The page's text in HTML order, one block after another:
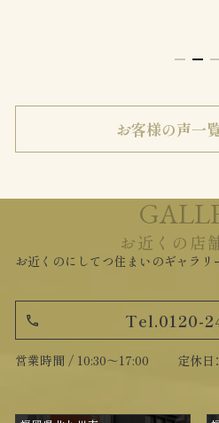
お客様の声一
お近くの店
お近くのにしてつ住まいのギャラリ
phone Tel.0120-
営業時間 / 10:30～17:00 定休日